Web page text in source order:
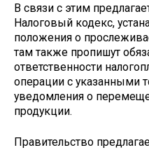
В связи с этим
Налоговый кодекс,
положения о
там также пропишут
ответственности
операции с указанными
уведомления о
продукции.
Правительство